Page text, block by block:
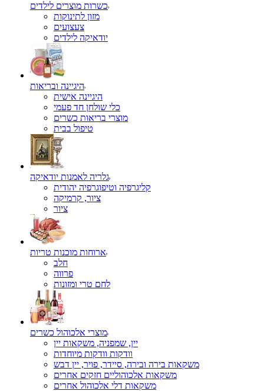
כשרות מוצרים לילדים
מזון לתינוקות
צעצועים
יודאיקה לילדים
היגיינה ובריאות
היגיינה אישית
כלי שולחן חד פעמי
מוצרי בריאות כשרים
טיפול בבית
גלריה לאמנות יודאיקה
קליגרפיה וטיפוגרפיה יהודית
ציור, קרמיקה
ציור
ארוחות מוכנות טריות
חלב
פרווה
לחם טרי ומזונות
מוצרי אלכוהול כשרים
יין, שמפניה, משקאות יין
וודקות וודקות מיוחדות
משקאות בירה ובירה, סיידר, פויר, יין דבש
משקאות אלכוהוליים חזקים אחרים
משקאות דלי אלכוהול אחרים